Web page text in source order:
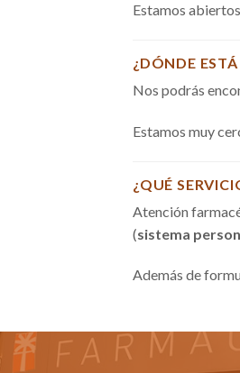
Estamos
¿DÓNDE
Nos podrás
Estamos muy
¿QUÉ
Atención
(sistema
Además de